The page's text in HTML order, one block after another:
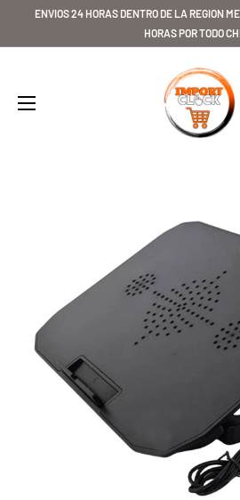
ENVIOS 24 HORAS DENTRO DE LA REGION
HORAS POR TODO
Importclick